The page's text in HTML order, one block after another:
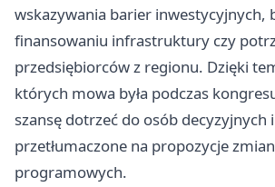
wskazywania barier inwestycyjnych,
finansowaniu infrastruktury czy
przedsiębiorców z regionu. Dzięki
których mowa była podczas
szansę dotrzeć do osób decyzyjnych
przetłumaczone na propozycje
programowych.